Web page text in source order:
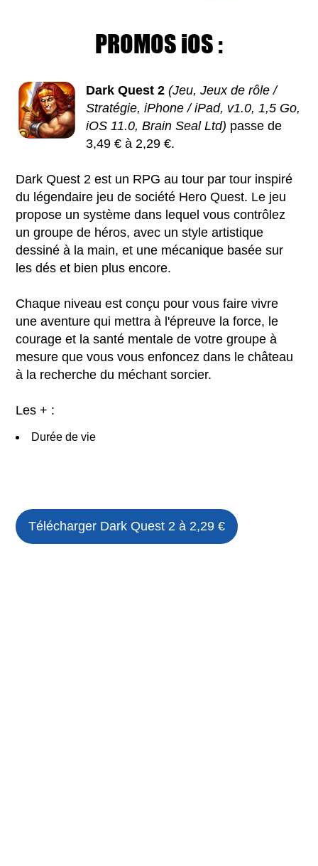
PROMOS iOS :
Dark Quest 2 (Jeu, Jeux de rôle /
Stratégie, iPhone / iPad, v1.0, 1,5 Go,
iOS 11.0, Brain Seal Ltd) passe de
3,49 € à 2,29 €.
Dark Quest 2 est un RPG au tour par tour inspiré
du légendaire jeu de société Hero Quest. Le jeu
propose un système dans lequel vous contrôlez
un groupe de héros, avec un style artistique
dessiné à la main, et une mécanique basée sur
les dés et bien plus encore.
Chaque niveau est conçu pour vous faire vivre
une aventure qui mettra à l'épreuve la force, le
courage et la santé mentale de votre groupe à
mesure que vous vous enfoncez dans le château
à la recherche du méchant sorcier.
Les + :
Durée de vie
Télécharger Dark Quest 2 à 2,29 €